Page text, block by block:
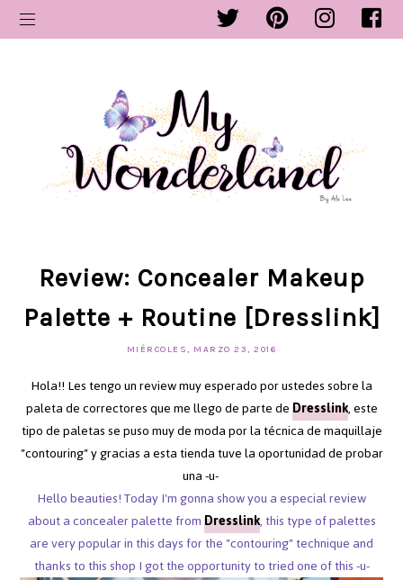
Review: Concealer Makeup
Palette + Routine [Dresslink]
MIÉRCOLES, MARZO 23, 2016
Hola!! Les tengo un review muy esperado por ustedes sobre la
paleta de correctores que me llego de parte deDresslink, este
tipo de paletas se puso muy de moda por la técnica de maquillaje
"contouring" y gracias a esta tienda tuve la oportunidad de probar
una -u-
Hello beauties! Today I'm gonna show you a especial review
about a concealer palette fromDresslink, this type of palettes
are very popular in this days for the "contouring" technique and
thanks to this shop I got the opportunity to tried one of this -u-